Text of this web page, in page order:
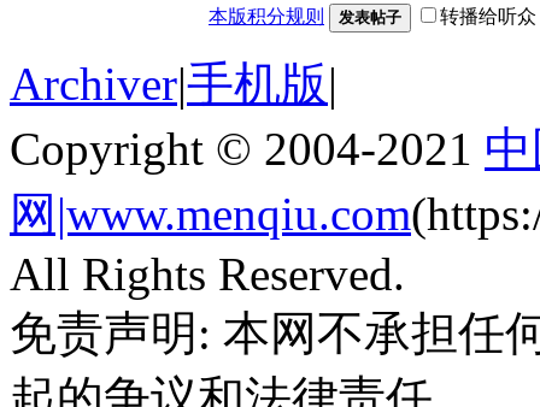
本版积分规则 发表帖子 转播给听众
Archiver|手机版|
Copyright © 2004-2021
网|www.menqiu.com
All Rights Reserved.
免责声明: 本网不承担任